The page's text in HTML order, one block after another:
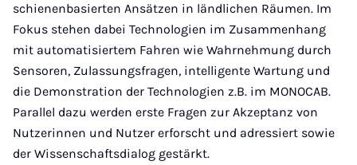
schienenbasierten Ansätzen in ländlichen Räumen. Im
Fokus stehen dabei Technologien im Zusammenhang
mit automatisiertem Fahren wie Wahrnehmung durch
Sensoren, Zulassungsfragen, intelligente Wartung und
die Demonstration der Technologien z.B. im MONOCAB.
Parallel dazu werden erste Fragen zur Akzeptanz von
Nutzerinnen und Nutzer erforscht und adressiert sowie
der Wissenschaftsdialog gestärkt.